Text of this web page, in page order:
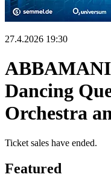
27.4.2026 19:30
Dancing
Orchestra
Ticket sales have ended.
Featured